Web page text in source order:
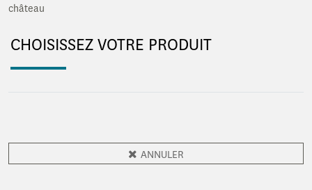
château
CHOISISSEZ VOTRE PRODUIT
ANNULER